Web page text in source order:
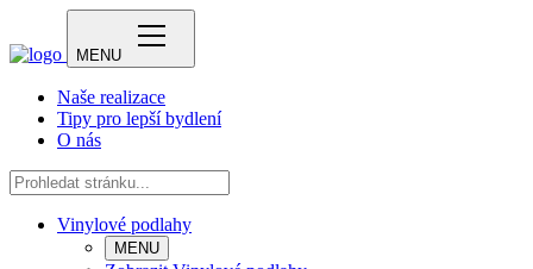
MENU
Naše realizace
Tipy pro lepší bydlení
O nás
Vinylové podlahy
MENU